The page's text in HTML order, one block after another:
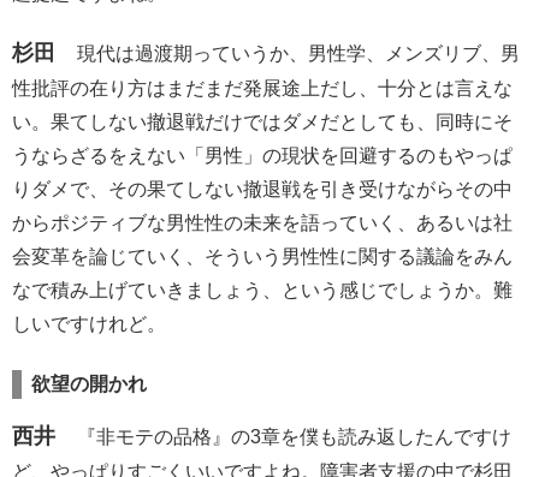
杉田 現代は過渡期っていうか、男性学、メンズリブ、男
性批評の在り方はまだまだ発展途上だし、十分とは言えな
い。果てしない撤退戦だけではダメだとしても、同時にそ
うならざるをえない「男性」の現状を回避するのもやっぱ
りダメで、その果てしない撤退戦を引き受けながらその中
からポジティブな男性性の未来を語っていく、あるいは社
会変革を論じていく、そういう男性性に関する議論をみん
なで積み上げていきましょう、という感じでしょうか。難
しいですけれど。
欲望の開かれ
西井
『非モテの品格』の3章を僕も読み返したんですけ
ど、やっぱりすごくいいですよね。障害者支援の中で杉田